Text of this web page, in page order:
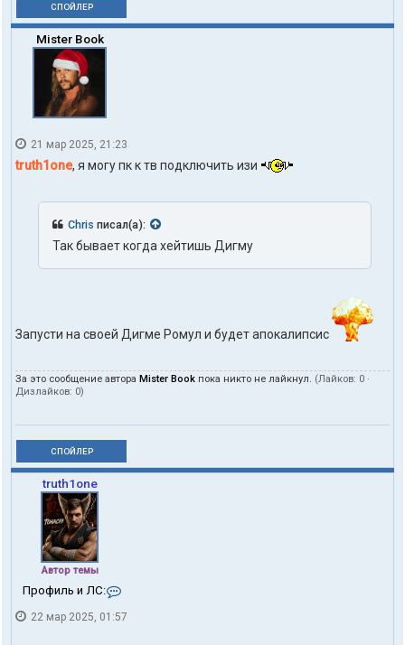
СПОЙЛЕР
Mister Book
21 мар 2025, 21:23
truth1one, я могу пк к тв подключить изи
Chris писал(а):
Так бывает когда хейтишь Дигму
Запусти на своей Дигме Ромул и будет апокалипсис
За это сообщение автора Mister Book пока никто не лайкнул. (Лайков: 0 ·
Дизлайков: 0)
СПОЙЛЕР
truth1one
Автор темы
Профиль и ЛС:
н
22 мар 2025, 01:57